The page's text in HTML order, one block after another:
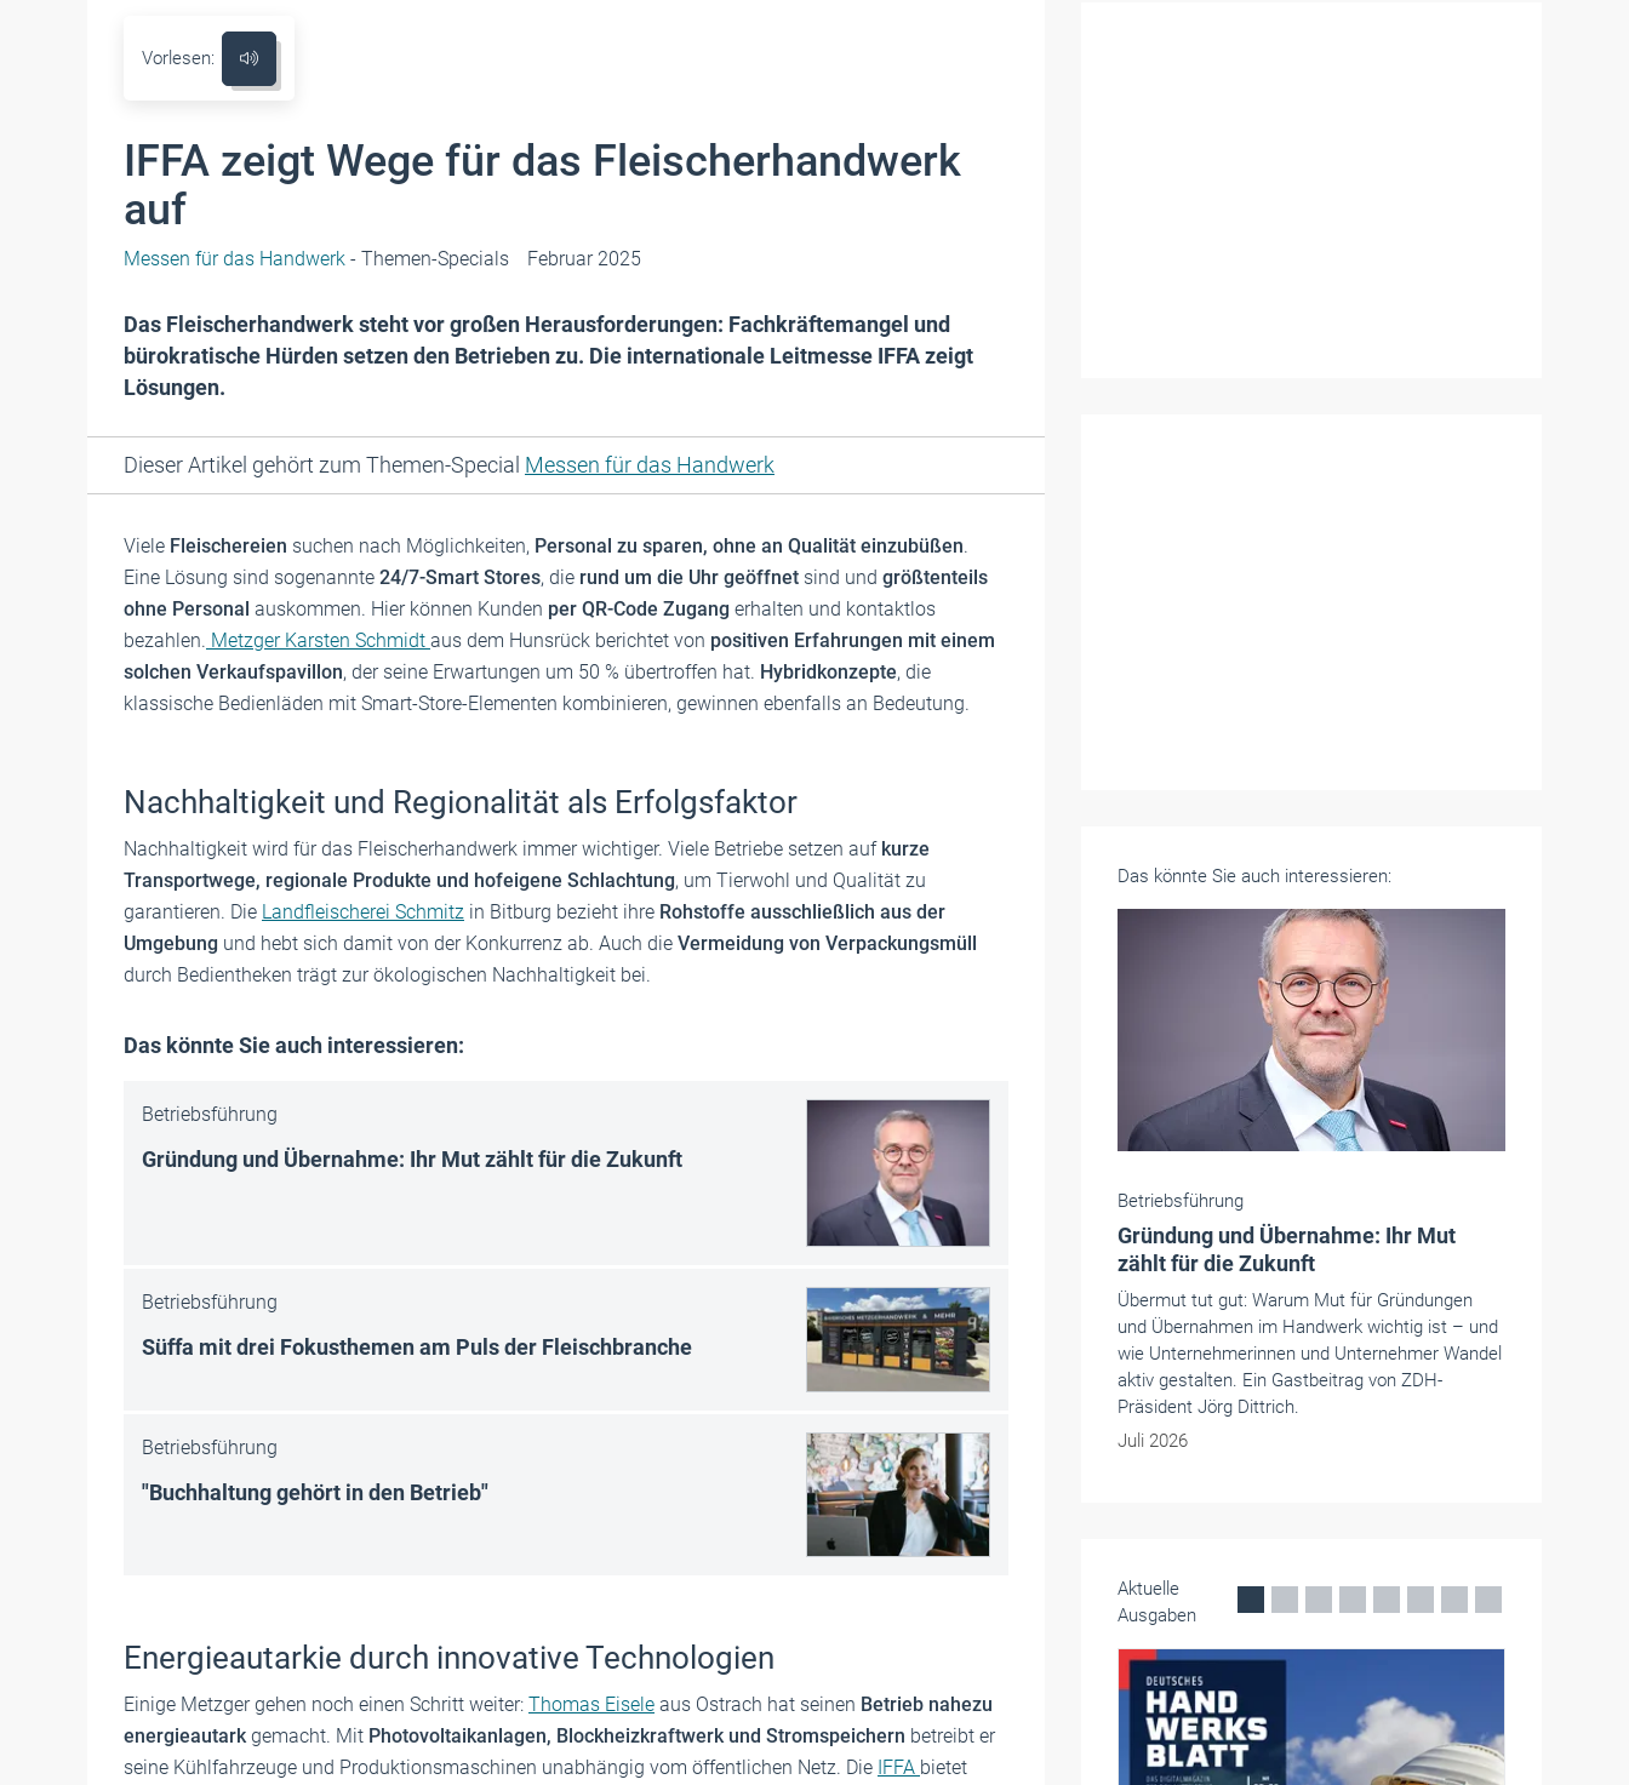
Vorlesen:
IFFA zeigt Wege für das Fleischerhandwerk
auf
Messen für das Handwerk - Themen-Specials Februar 2025
Das Fleischerhandwerk steht vor großen Herausforderungen: Fachkräftemangel und
bürokratische Hürden setzen den Betrieben zu. Die internationale Leitmesse IFFA zeigt
Lösungen.
Dieser Artikel gehört zum Themen-Special Messen für das Handwerk
Viele Fleischereien suchen nach Möglichkeiten, Personal zu sparen, ohne an Qualität einzubüßen.
Eine Lösung sind sogenannte 24/7-Smart Stores, die rund um die Uhr geöffnet sind und größtenteils
ohne Personal auskommen. Hier können Kunden per QR-Code Zugang erhalten und kontaktlos
bezahlen. Metzger Karsten Schmidt aus dem Hunsrück berichtet von positiven Erfahrungen mit einem
solchen Verkaufspavillon, der seine Erwartungen um 50 % übertroffen hat. Hybridkonzepte, die
klassische Bedienläden mit Smart-Store-Elementen kombinieren, gewinnen ebenfalls an Bedeutung.
Nachhaltigkeit und Regionalität als Erfolgsfaktor
Nachhaltigkeit wird für das Fleischerhandwerk immer wichtiger. Viele Betriebe setzen auf kurze
Transportwege, regionale Produkte und hofeigene Schlachtung, um Tierwohl und Qualität zu
garantieren. Die Landfleischerei Schmitz in Bitburg bezieht ihre Rohstoffe ausschließlich aus der
Umgebung und hebt sich damit von der Konkurrenz ab. Auch die Vermeidung von Verpackungsmüll
durch Bedientheken trägt zur ökologischen Nachhaltigkeit bei.
Das könnte Sie auch interessieren:
Betriebsführung
Gründung und Übernahme: Ihr Mut zählt für die Zukunft
Betriebsführung
Süffa mit drei Fokusthemen am Puls der Fleischbranche
Betriebsführung
"Buchhaltung gehört in den Betrieb"
Energieautarkie durch innovative Technologien
Einige Metzger gehen noch einen Schritt weiter: Thomas Eisele aus Ostrach hat seinen Betrieb nahezu
energieautarkgemacht. Mit Photovoltaikanlagen, Blockheizkraftwerk und Stromspeichern betreibt er
seine Kühlfahrzeuge und Produktionsmaschinen unabhängig vom öffentlichen Netz. Die IFFA bietet
Das könnte Sie auch interessieren:
Betriebsführung
Süffa mit drei Fokusthemen am Puls
der Fleischbranche
Die Süffa präsentiert vom 7. bis 9. November
2026 auf dem Stuttgarter Messegelände neue
Ansätze für Rationalisierung,
Verkaufsoptimierung und smarte Lösungen im
Fleischerhandwerk.
Juli 2026
Aktuelle
Ausgaben